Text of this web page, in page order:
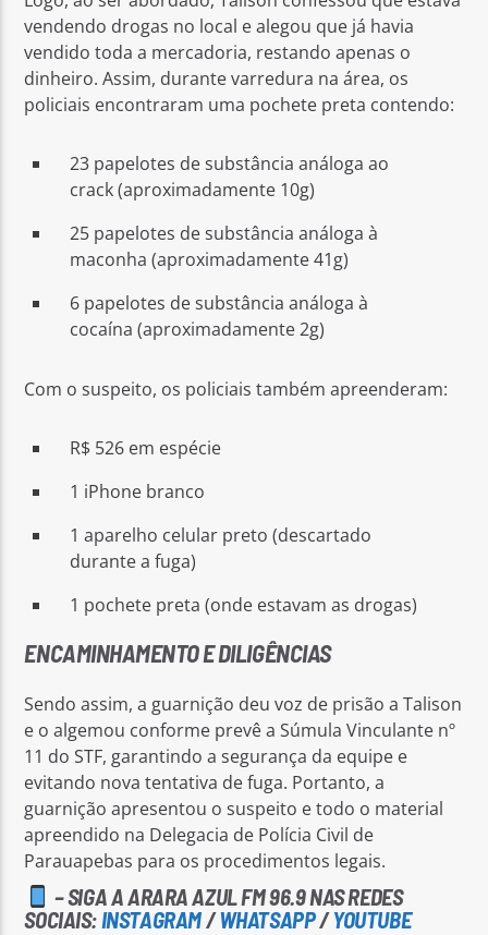
vendendo drogas no local e alegou que já havia
vendido toda a mercadoria, restando apenas o
dinheiro. Assim, durante varredura na área, os
policiais encontraram uma pochete preta contendo:
23 papelotes de substância análoga ao
crack (aproximadamente 10g)
25 papelotes de substância análoga à
maconha (aproximadamente 41g)
6 papelotes de substância análoga à
cocaína (aproximadamente 2g)
Com o suspeito, os policiais também apreenderam:
R$ 526 em espécie
1 iPhone branco
1 aparelho celular preto (descartado
durante a fuga)
1 pochete preta (onde estavam as drogas)
ENCAMINHAMENTO E DILIGÊNCIAS
Sendo assim, a guarnição deu voz de prisão a Talison
e o algemou conforme prevê a Súmula Vinculante nº
11 do STF, garantindo a segurança da equipe e
evitando nova tentativa de fuga. Portanto, a
guarnição apresentou o suspeito e todo o material
apreendido na Delegacia de Polícia Civil de
Parauapebas para os procedimentos legais.
– SIGA A ARARA AZUL FM 96.9 NAS REDES
SOCIAIS:INSTAGRAM/WHATSAPP/YOUTUBE